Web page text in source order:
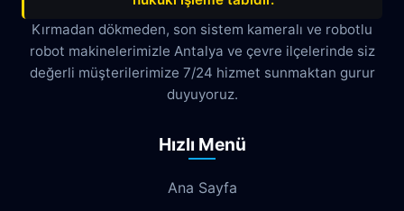
Kırmadan dökmeden, son sistem kameralı ve robotlu
robot makinelerimizle Antalya ve çevre ilçelerinde siz
değerli müşterilerimize 7/24 hizmet sunmaktan gurur
duyuyoruz.
Hızlı Menü
Ana Sayfa